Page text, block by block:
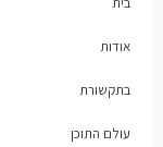
אודות
בתקשורת
עולם התוכן